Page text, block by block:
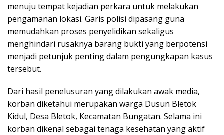
menuju tempat kejadian perkara untuk melakukan
pengamanan lokasi. Garis polisi dipasang guna
memudahkan proses penyelidikan sekaligus
menghindari rusaknya barang bukti yang berpotensi
menjadi petunjuk penting dalam pengungkapan kasus
tersebut.
Dari hasil penelusuran yang dilakukan awak media,
korban diketahui merupakan warga Dusun Bletok
Kidul, Desa Bletok, Kecamatan Bungatan. Selama ini
korban dikenal sebagai tenaga kesehatan yang aktif